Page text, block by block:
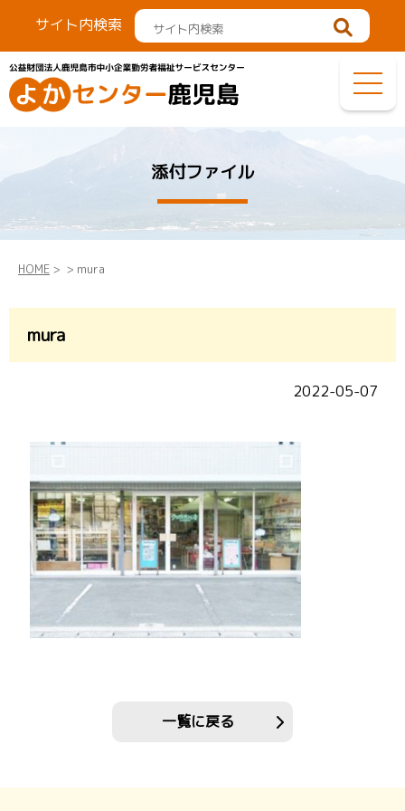
サイト内検索
添付ファイル
HOME > > mura
mura
2022-05-07
一覧に戻る